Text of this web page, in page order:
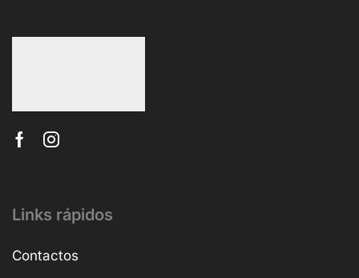
Links rápidos
Contactos